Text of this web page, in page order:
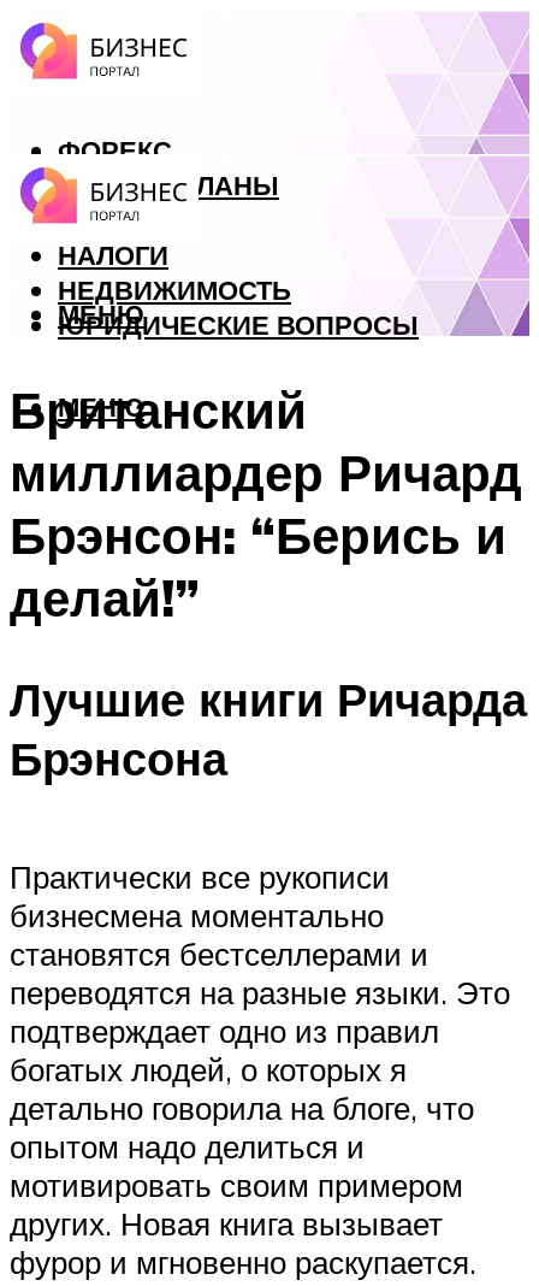
ФОРЕКС
БИЗНЕС ПЛАНЫ
КРЕДИТЫ
НАЛОГИ
НЕДВИЖИМОСТЬ
ЮРИДИЧЕСКИЕ ВОПРОСЫ
МЕНЮ
МЕНЮ
Британский
миллиардер Ричард
Брэнсон: “Берись и
делай!”
Лучшие книги Ричарда
Брэнсона
Практически все рукописи
бизнесмена моментально
становятся бестселлерами и
переводятся на разные языки. Это
подтверждает одно из правил
богатых людей, о которых я
детально говорила на блоге, что
опытом надо делиться и
мотивировать своим примером
других. Новая книга вызывает
фурор и мгновенно раскупается.